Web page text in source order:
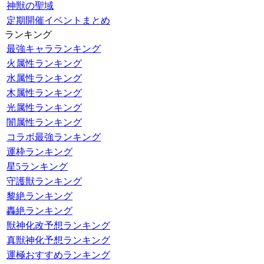
神獣の聖域
定期開催イベントまとめ
ランキング
最強キャラランキング
火属性ランキング
水属性ランキング
木属性ランキング
光属性ランキング
闇属性ランキング
コラボ最強ランキング
運枠ランキング
星5ランキング
守護獣ランキング
黎絶ランキング
轟絶ランキング
獣神化改予想ランキング
真獣神化予想ランキング
運極おすすめランキング